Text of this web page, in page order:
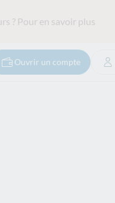
? Pour en savoir plus
Ouvrir un compte